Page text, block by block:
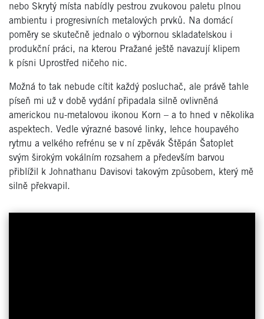
nebo Skrytý místa nabídly pestrou zvukovou paletu plnou
ambientu i progresivních metalových prvků. Na domácí
poměry se skutečně jednalo o výbornou skladatelskou i
produkční práci, na kterou Pražané ještě navazují klipem
k písni Uprostřed ničeho nic.
Možná to tak nebude cítit každý posluchač, ale právě tahle
píseň mi už v době vydání připadala silně ovlivněná
americkou nu-metalovou ikonou Korn – a to hned v několika
aspektech. Vedle výrazné basové linky, lehce houpavého
rytmu a velkého refrénu se v ní zpěvák Štěpán Šatoplet
svým širokým vokálním rozsahem a především barvou
přiblížil k Johnathanu Davisovi takovým způsobem, který mě
silně překvapil.